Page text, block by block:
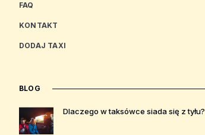
FAQ
KONTAKT
DODAJ TAXI
BLOG
Dlaczego w taksówce siada się z tyłu?